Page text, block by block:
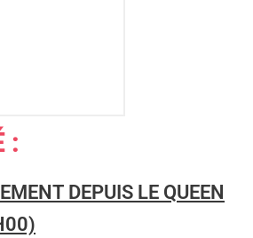
:
DEPUIS LE QUEEN